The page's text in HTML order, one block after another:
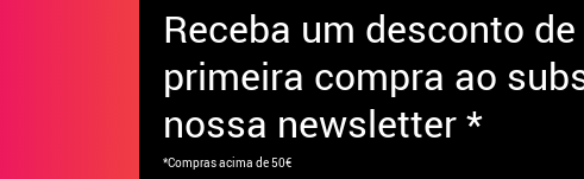
Receba um desconto de
primeira compra ao
nossa newsletter *
*Compras acima de 50€